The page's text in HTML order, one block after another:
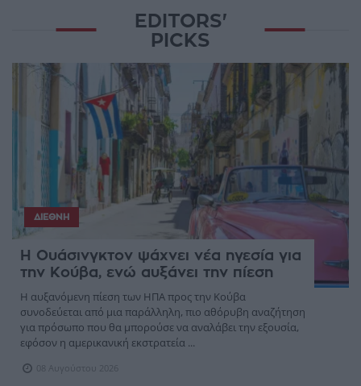
EDITORS'
PICKS
ΔΙΕΘΝΉ
Η Ουάσινγκτον ψάχνει νέα ηγεσία για
την Κούβα, ενώ αυξάνει την πίεση
Η αυξανόμενη πίεση των ΗΠΑ προς την Κούβα
συνοδεύεται από μια παράλληλη, πιο αθόρυβη αναζήτηση
για πρόσωπο που θα μπορούσε να αναλάβει την εξουσία,
εφόσον η αμερικανική εκστρατεία ...
08 Αυγούστου 2026